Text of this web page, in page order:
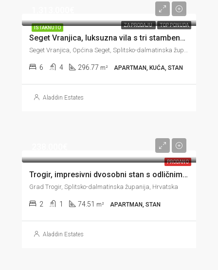
ISTAKNUTO ZA PRODAJU TOP PONUDA
Seget Vranjica, luksuzna vila s tri stambene jedinice u prvom redu do mora, 296 m2
Seget Vranjica, Općina Seget, Splitsko-dalmatinska županija, Hrvatska
6 4 296.77 m² APARTMAN, KUĆA, STAN
Aladdin Estates
PRODANO
Trogir, impresivni dvosobni stan s odličnim pogledom, garažom i vrtom, 74 m2
Grad Trogir, Splitsko-dalmatinska županija, Hrvatska
2 1 74.51 m² APARTMAN, STAN
Aladdin Estates